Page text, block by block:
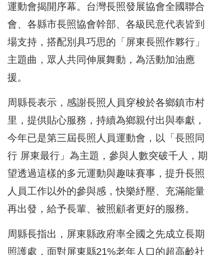
運動會揭開序幕。台灣長照發展協會全國聯合
會、各縣市長照協會幹部、各級民意代表皆到
場支持，搭配別具巧思的「屏東長照作夥行」
主題曲，眾人共同伸展舞動，為活動加油應
援。
周縣長表示，感謝長照人員穿梭於各鄉鎮市村
里，提供貼心服務，持續為鄉親付出與奉獻，
今年已是第三屆長照人員運動會，以「長照同
行 屏東最行」為主題，參與人數突破千人，期
望透過這樣的多元運動與趣味賽事，提升長照
人員工作以外的參與感，快樂紓壓、充滿能量
再出發，給予長輩、被照顧者更好的服務。
周縣長指出，屏東縣政府率全國之先成立長期
照護處，面對屏東縣21%老年人口的超高齡社